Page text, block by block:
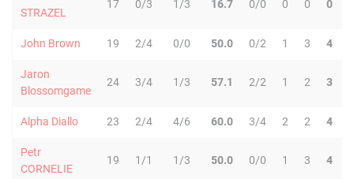
STRAZEL
17 0/3 1/3 16.7 0/0 0 0 0
John Brown 19 2/4 0/0 50.0 0/2 1 3 4
Jaron
Blossomgame
24 3/4 1/3 57.1 2/2 1 2 3
Alpha Diallo 23 2/4 4/6 60.0 3/4 2 2 4
Petr
CORNELIE
19 1/1 1/3 50.0 0/0 1 3 4